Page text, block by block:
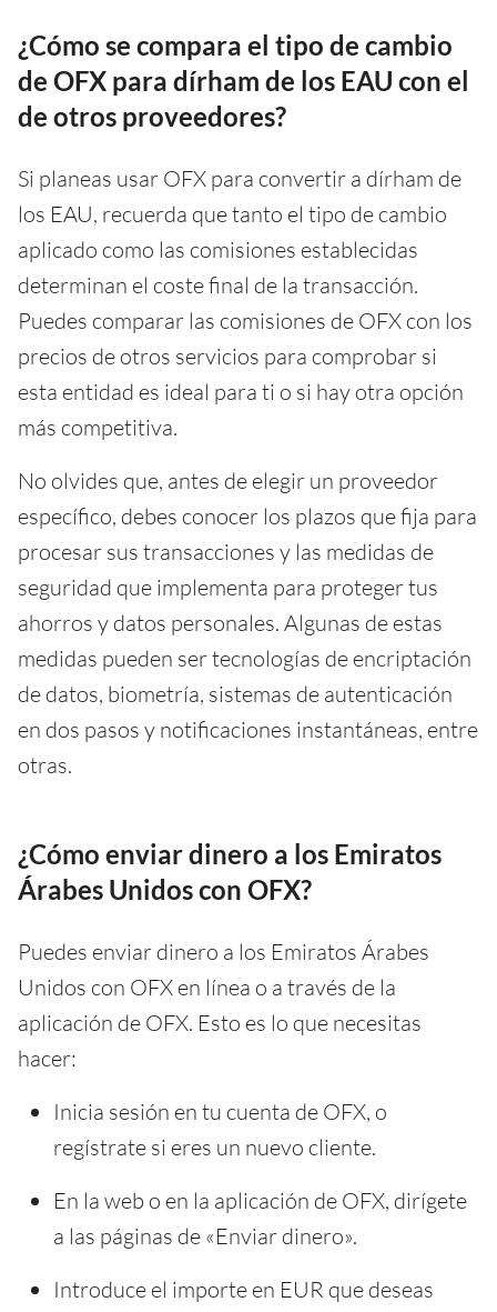
¿Cómo se compara el tipo de cambio
de OFX para dírham de los EAU con el
de otros proveedores?
Si planeas usar OFX para convertir a dírham de
los EAU, recuerda que tanto el tipo de cambio
aplicado como las comisiones establecidas
determinan el coste final de la transacción.
Puedes comparar las comisiones de OFX con los
precios de otros servicios para comprobar si
esta entidad es ideal para ti o si hay otra opción
más competitiva.
No olvides que, antes de elegir un proveedor
específico, debes conocer los plazos que fija para
procesar sus transacciones y las medidas de
seguridad que implementa para proteger tus
ahorros y datos personales. Algunas de estas
medidas pueden ser tecnologías de encriptación
de datos, biometría, sistemas de autenticación
en dos pasos y notificaciones instantáneas, entre
otras.
¿Cómo enviar dinero a los Emiratos
Árabes Unidos con OFX?
Puedes enviar dinero a los Emiratos Árabes
Unidos con OFX en línea o a través de la
aplicación de OFX. Esto es lo que necesitas
hacer:
Inicia sesión en tu cuenta de OFX, o
regístrate si eres un nuevo cliente.
En la web o en la aplicación de OFX, dirígete
a las páginas de «Enviar dinero».
Introduce el importe en EUR que deseas